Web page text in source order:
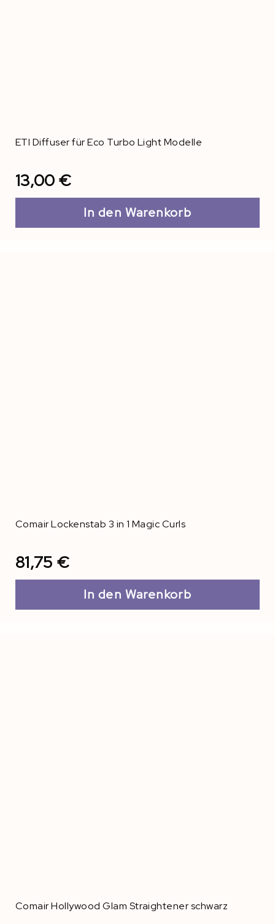
ETI Diffuser für Eco Turbo Light Modelle
13,00 €
In den Warenkorb
Comair Lockenstab 3 in 1 Magic Curls
81,75 €
In den Warenkorb
Comair Hollywood Glam Straightener schwarz